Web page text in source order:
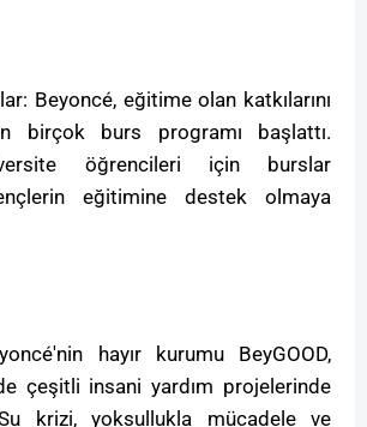
Beyoncé, eğitime olan katkılarını
birçok burs programı başlattı.
öğrencileri için burslar
eğitimine destek olmaya
hayır kurumu BeyGOOD,
çeşitli insani yardım projelerinde
krizi, yoksullukla mücadele ve